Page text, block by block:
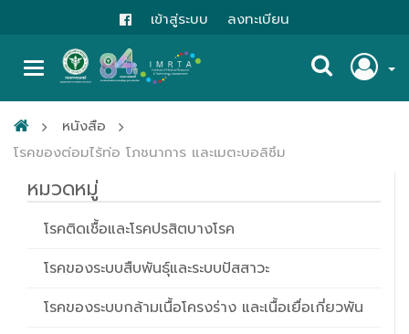
เข้าสู่ระบบ ลงทะเบียน
หนังสือ
โรคของต่อมไร้ท่อ โภชนาการ และเมตะบอลิซึม
หมวดหมู่
โรคติดเชื้อและโรคปรสิตบางโรค
โรคของระบบสืบพันธุ์และระบบปัสสาวะ
โรคของระบบกล้ามเนื้อโครงร่าง และเนื้อเยื่อเกี่ยวพัน